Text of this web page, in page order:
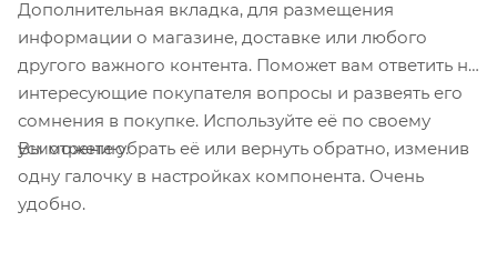
ПНД позволяет применять ПЭ трубы даже для
крупных абразивных включений.
Благодаря морозоустойчивости могут
эксплуатироваться даже при отрицательных
температурах. Температура перекачиваемой среды
не должна быть больше +40°С.
Хорошая гибкость и эластичность полиэтиленовой
Дополнительная вкладка, для размещения
информации о магазине, доставке или любого
другого важного контента. Поможет вам ответить на
интересующие покупателя вопросы и развеять его
сомнения в покупке. Используйте её по своему
усмотрению.
Вы можете убрать её или вернуть обратно, изменив
одну галочку в настройках компонента. Очень
удобно.